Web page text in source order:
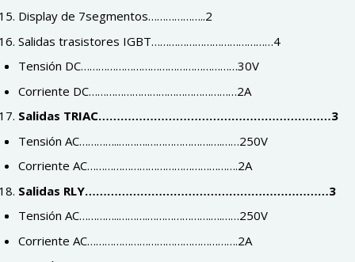
Display de 7segmentos………………..2
Salidas trasistores IGBT……………………………………4
Tensión DC………………………………………………30V
Corriente DC……………………………………………2A
Salidas TRIAC………………………………………………………3
Tensión AC…………..……….………………….….……250V
Corriente AC…………………………………………….2A
Salidas RLY…………………………………………………………3
Tensión AC…………..……….………………….….……250V
Corriente AC…………………………………………….2A